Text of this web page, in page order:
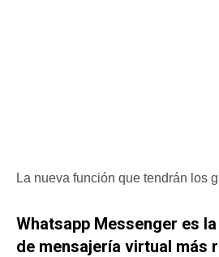
La nueva función que tendrán los
Whatsapp Messenger es
de mensajería virtual más